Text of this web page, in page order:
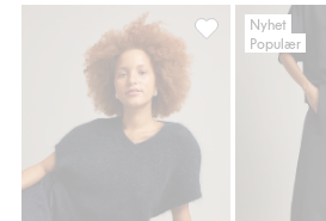
Strikket topp i
Nyhet
Populær